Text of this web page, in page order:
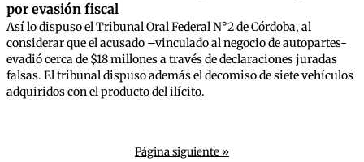
por evasión fiscal
Así lo dispuso el Tribunal Oral Federal N°2 de Córdoba, al
considerar que el acusado –vinculado al negocio de autopartes-
evadió cerca de $18 millones a través de declaraciones juradas
falsas. El tribunal dispuso además el decomiso de siete vehículos
adquiridos con el producto del ilícito.
Página siguiente »